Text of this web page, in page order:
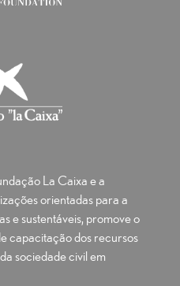
La Caixa e a
orientadas para a
e sustentáveis, promove o
capacitação dos recursos
sociedade civil em